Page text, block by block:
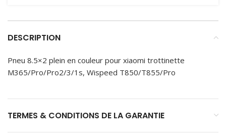
DESCRIPTION
Pneu 8.5×2 plein en couleur pour xiaomi trottinette
M365/Pro/Pro2/3/1s, Wispeed T850/T855/Pro
TERMES & CONDITIONS DE LA GARANTIE